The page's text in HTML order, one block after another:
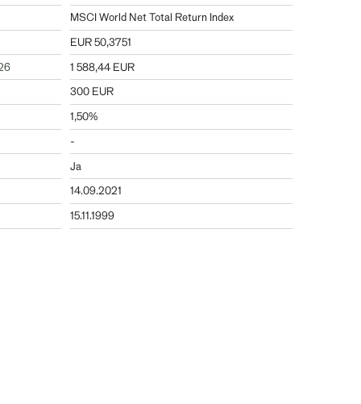
MSCI World Net Total Return Index
EUR 50,3751
1 588,44 EUR
300 EUR
1,50%
-
Ja
14.09.2021
15.11.1999